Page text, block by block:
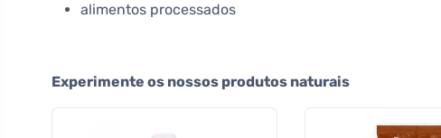
alimentos processados
Experimente os nossos produtos naturais